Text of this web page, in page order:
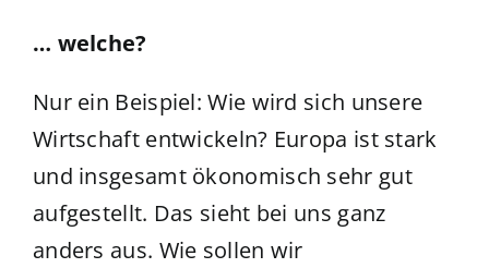
… welche?
Nur ein Beispiel: Wie wird sich unsere
Wirtschaft entwickeln? Europa ist stark
und insgesamt ökonomisch sehr gut
aufgestellt. Das sieht bei uns ganz
anders aus. Wie sollen wir